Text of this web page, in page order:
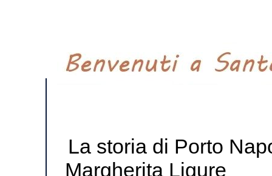
La storia di Porto
Margherita Ligure